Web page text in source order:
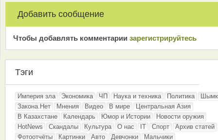
Добавить сообщение
Чтобы добавлять комментарии зарeгиcтрирyйтeсь
Тэги
Империя зла Экономика ЧП Наука и техника Политика
Закона.Нет
Мнения Видео В мире
Центральная Азия
В Казахстане
Календарь Юмор и Истории
Новости оружия
HotNews
Скандалы Культура О нас IT Спорт
Архив статей
Фотоотчёты
Картинки Авто Девчонки
Мальчики